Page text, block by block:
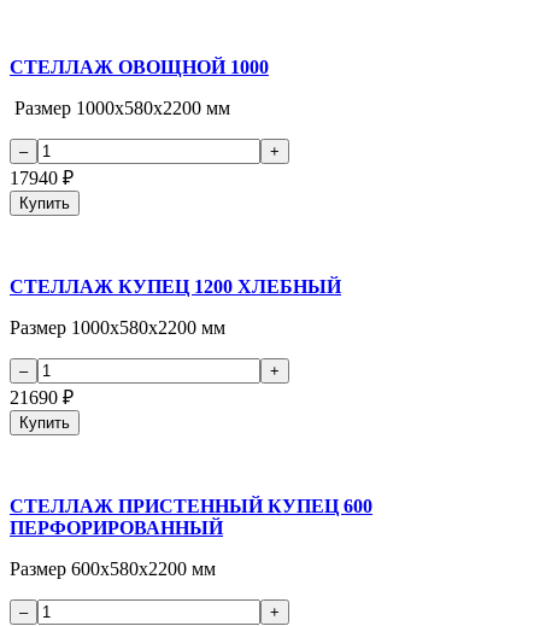
СТЕЛЛАЖ ОВОЩНОЙ 1000
Размер 1000х580х2200 мм
17940 ₽
Купить
СТЕЛЛАЖ КУПЕЦ 1200 ХЛЕБНЫЙ
Размер 1000х580х2200 мм
21690 ₽
Купить
СТЕЛЛАЖ ПРИСТЕННЫЙ КУПЕЦ 600
ПЕРФОРИРОВАННЫЙ
Размер 600х580х2200 мм